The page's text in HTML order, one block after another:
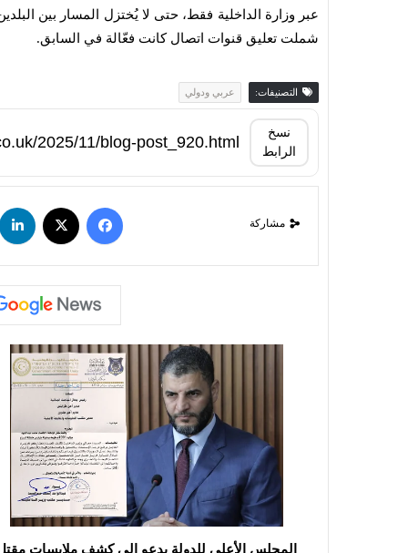
عبر وزارة الداخلية فقط، حتى لا يُختزل المسار بين
شملت تعليق قنوات اتصال كانت فعّالة في السابق.
التصنيفات: عربي ودولي
نسخ
الرابط
مشاركة
المجلس الأعلى للدولة يدعو إلى كشف ملابسات